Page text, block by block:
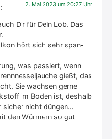
2. Mai 2023 um 20:27 Uhr
Dir für Dein Lob. Das
hört sich sehr span­
was pas­siert, wenn
gießt, das
Sie wach­sen ger­ne
im Boden ist, des­halb
sicher nicht dün­gen…
den Wür­mern so gut